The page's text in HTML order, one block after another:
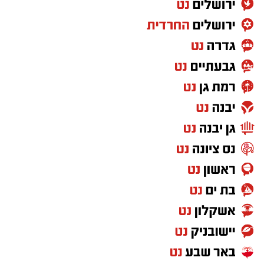
לכל הצרכנים הזדמנות שווה לבחור את ספק
החשמל שלהן ולהוזיל את החשבון במאות ואף
אלפי שקלים בשנה. אני מודה לראש המועצה
אבישי כהן על העבודה המצוינת, יחד עם ראש
המועצה נמשיך לעבוד למען תושבי ותושבות מטה
יהודה".